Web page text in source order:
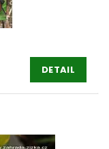
DETAIL